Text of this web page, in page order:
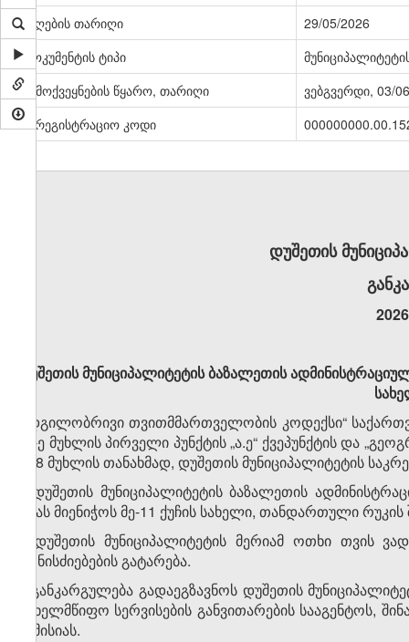
მიღების თარიღი
29/05/2026
დოკუმენტის ტიპი
გამოქვეყნების წყარო, თარიღი
ვებგვერდი, 03/
სარეგისტრაციო კოდი
დუშეთის
დუშეთისმუნიციპალიტეტისბაზალეთის
„ადგილობრივი თვითმმართველობის კოდექსი“
24-ე მუხლის პირველი პუნქტის „ა.ე“ ქვეპუნქტის და
მე-8 მუხლის თანახმად, დუშეთის მუნიციპალიტეტის
1. დუშეთის მუნიციპალიტეტის ბაზალეთის
ქუჩას მიენიჭოს მე-11 ქუჩის სახელი, თანდართული რუკის
2. დუშეთის მუნიციპალიტეტის მერიამ ოთხი თვის
ღონისძიებების გატარება.
3. განკარგულება გადაეგზავნოს დუშეთის
სახელმწიფო სერვისების განვითარების სააგენტოს,
კომისიას.